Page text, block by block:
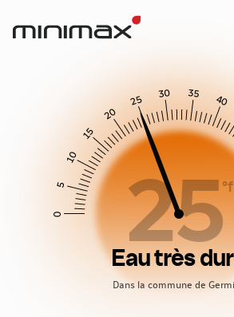
0
5
10
15
20
25
30 35
40
25°f
Eau très
Dans la commune de